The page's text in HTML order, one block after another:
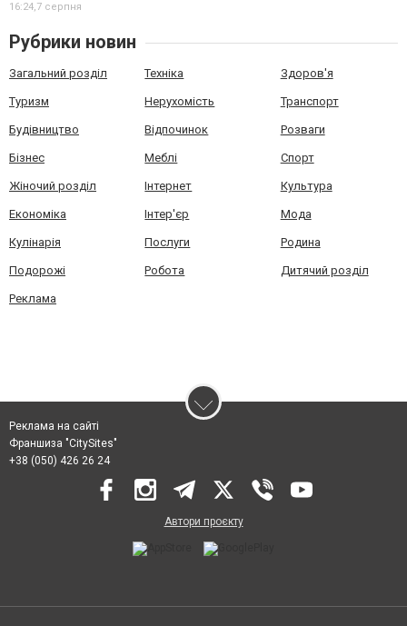
16:24,7 серпня
Рубрики новин
Загальний розділ Техніка Здоров'я
Туризм Нерухомість Транспорт
Будівництво Відпочинок Розваги
Бізнес Меблі Спорт
Жіночий розділ Інтернет Культура
Економіка Інтер'єр Мода
Кулінарія Послуги Родина
Подорожі Робота Дитячий розділ
Реклама
Реклама на сайті
Франшиза "CitySites"
+38 (050) 426 26 24
Автори проєкту